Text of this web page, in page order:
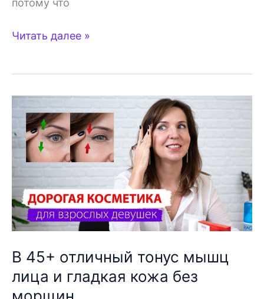
потому что
Не
косметика,
Защита
света,
Сыворотка
для
Читать далее »
В 45+ отличный тонус мышц
лица и гладкая кожа без